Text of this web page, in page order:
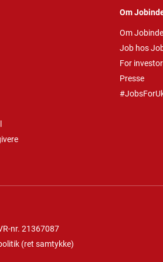
Om
Om
Job hos
For
Presse
nr. 21367087
(ret samtykke)